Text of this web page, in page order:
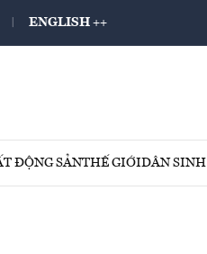
ENGLISH ++
ĐỘNG SẢNTHẾ GIỚIDÂN SINH